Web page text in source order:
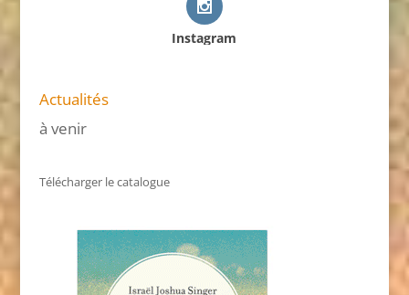
Instagram
Actualités
à venir
Télécharger le catalogue